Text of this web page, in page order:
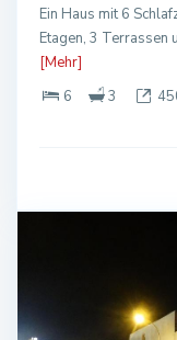
Ein Haus mit 6
Etagen, 3
[Mehr]
6
3